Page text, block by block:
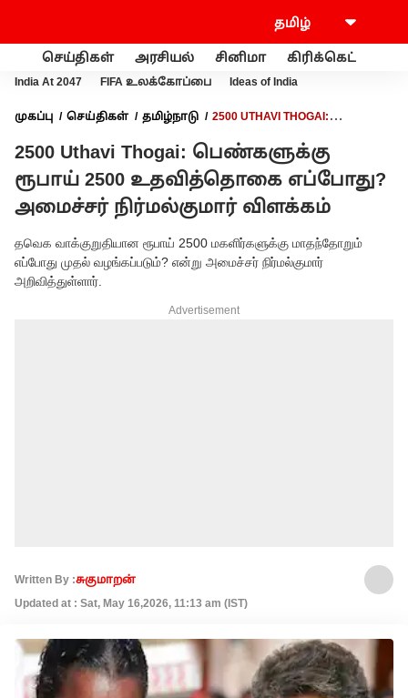
செய்திகள் அரசியல் சினிமா கிரிக்கெட்
India At 2047 FIFA உலக்கோப்பை Ideas of India
முகப்பு செய்திகள் தமிழ்நாடு
2500 UTHAVI THOGAI:
நிர்மல்குமார் விளக்கம்
2500 Uthavi Thogai: பெண்களுக்கு
ரூபாய் 2500 உதவித்தொகை எப்போது?
அமைச்சர் நிர்மல்குமார் விளக்கம்
தவெக வாக்குறுதியான ரூபாய் 2500 மகளிர்களுக்கு மாதந்தோறும்
எப்போது முதல் வழங்கப்படும்? என்று அமைச்சர் நிர்மல்குமார்
அறிவித்துள்ளார்.
Advertisement
Written By :சுகுமாறன்
Updated at : Sat, May 16,2026, 11:13 am (IST)